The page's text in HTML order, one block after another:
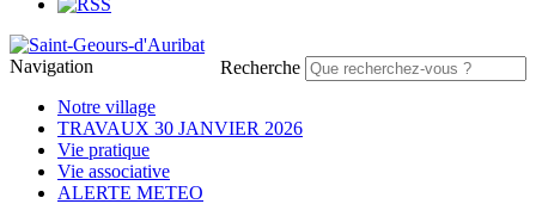
Recherche
Navigation
Notre village
TRAVAUX 30 JANVIER 2026
Vie pratique
Vie associative
ALERTE METEO